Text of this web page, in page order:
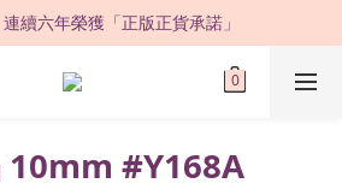
買滿 HKD500，即享 88 折 !
10mm #Y168A